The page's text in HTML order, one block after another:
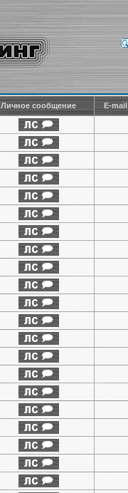
Личное сообщение E-